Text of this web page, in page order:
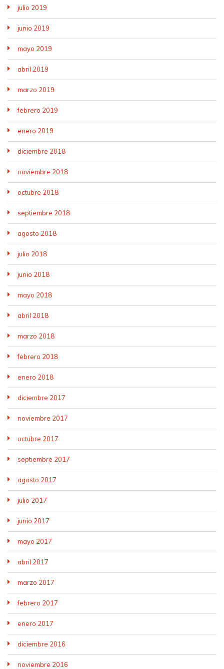
julio 2019
junio 2019
mayo 2019
abril 2019
marzo 2019
febrero 2019
enero 2019
diciembre 2018
noviembre 2018
octubre 2018
septiembre 2018
agosto 2018
julio 2018
junio 2018
mayo 2018
abril 2018
marzo 2018
febrero 2018
enero 2018
diciembre 2017
noviembre 2017
octubre 2017
septiembre 2017
agosto 2017
julio 2017
junio 2017
mayo 2017
abril 2017
marzo 2017
febrero 2017
enero 2017
diciembre 2016
noviembre 2016